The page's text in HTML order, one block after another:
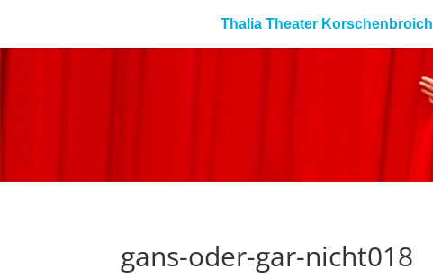
Thalia Theater Korschenbroich
gans-oder-gar-nicht018